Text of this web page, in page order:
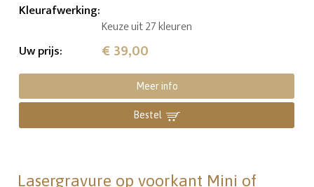
Kleurafwerking:
Keuze uit 27 kleuren
Uw prijs: € 39,00
Meer info
Bestel
Lasergravure op voorkant Mini of